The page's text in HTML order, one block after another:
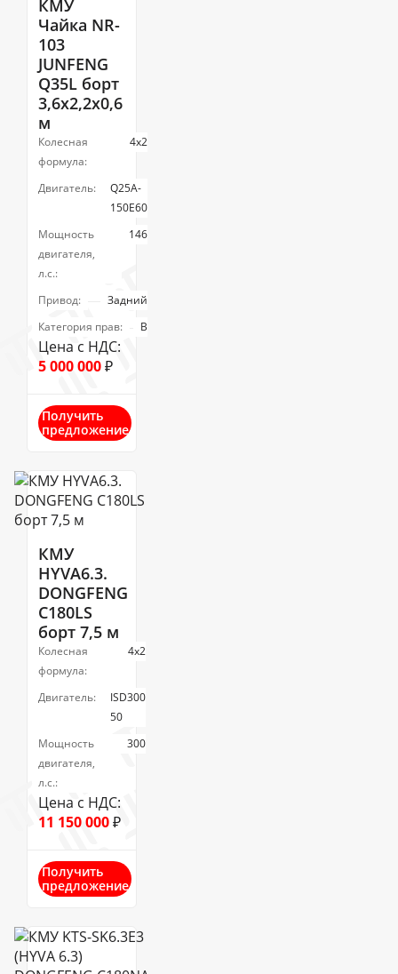
КМУ
Чайка NR-
103
JUNFENG
Q35L борт
3,6х2,2х0,6
м
Колесная
формула:
4х2
Двигатель:
Q25A-
150E60
Мощность
двигателя,
л.с.:
146
Привод:
Задний
Категория прав:
В
Цена с НДС:
5 000 000₽
Получить
предложение
КМУ
HYVA6.3.
DONGFENG
C180LS
борт 7,5 м
Колесная
формула:
4х2
Двигатель:
ISD300
50
Мощность
двигателя,
л.с.:
300
Цена с НДС:
11 150 000₽
Получить
предложение